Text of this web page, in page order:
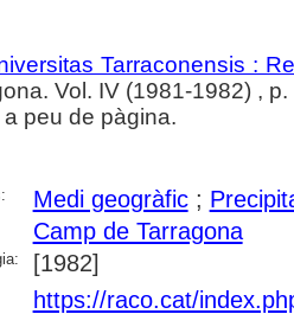
Tarraconensis :
Vol. IV (1981-1982) ,
a peu de pàgina.
Medi geogràfic;
Camp de Tarragona
[1982]
https://raco.cat/